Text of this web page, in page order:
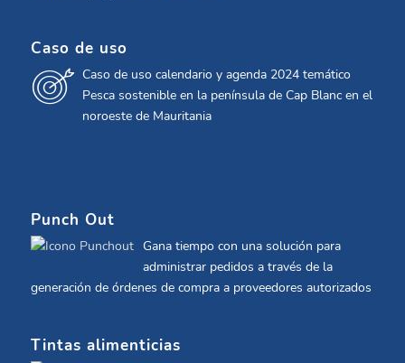
Caso de uso
Caso de uso calendario y agenda 2024 temático
Pesca sostenible en la península de Cap Blanc en el
noroeste de Mauritania
Punch Out
Gana tiempo con una solución para
administrar pedidos a través de la
generación de órdenes de compra a proveedores autorizados
Tintas alimenticias